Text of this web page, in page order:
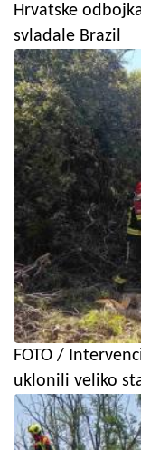
Hrvatske
svladale Brazil
FOTO /
uklonili veliko